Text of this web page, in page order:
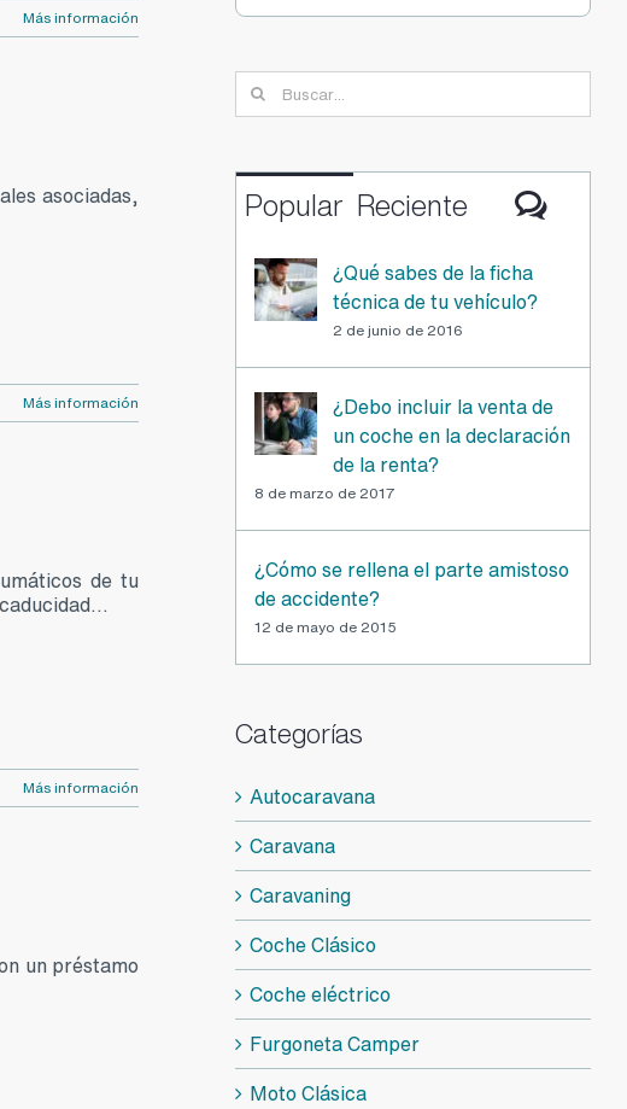
Más información
asociadas,
Más información
de tu
Más información
un préstamo
Buscar:
Popular Reciente
¿Qué sabes de la ficha
técnica de tu vehículo?
2 de junio de 2016
¿Debo incluir la venta de
un coche en la declaración
de la renta?
8 de marzo de 2017
¿Cómo se rellena el parte amistoso
de accidente?
12 de mayo de 2015
Categorías
Autocaravana
Caravana
Caravaning
Coche Clásico
Coche eléctrico
Furgoneta Camper
Moto Clásica